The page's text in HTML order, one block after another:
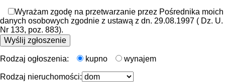
Wyrażam zgodę na przetwarzanie przez Pośrednika moich
danych osobowych zgodnie z ustawą z dn. 29.08.1997 ( Dz. U.
Nr 133, poz. 883).
Rodzaj ogłoszenia: kupno wynajem
Rodzaj nieruchomości: